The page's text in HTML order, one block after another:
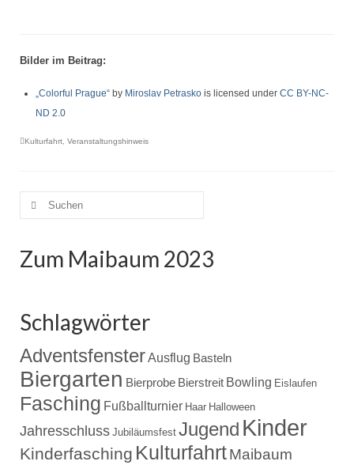
Bilder im Beitrag:
„Colorful Prague“ by Miroslav Petrasko is licensed under CC BY-NC-
ND 2.0
Kulturfahrt, Veranstaltungshinweis
Suche
nach:
Zum Maibaum 2023
Schlagwörter
AdventsfensterAusflug Basteln
Biergarten Bierprobe Bierstreit Bowling Eislaufen
Fasching Fußballturnier Haar Halloween
Jahresschluss Jubiläumsfest Jugend Kinder
Kinderfasching KulturfahrtMaibaum